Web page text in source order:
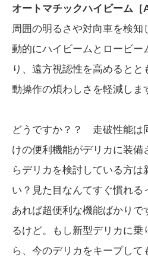
オートマチックハイビーム［
周囲の明るさや対向車を検知
動的にハイビームとロービー
り、遠方視認性を高めると
動操作の煩わしさを軽減しま
どうですか？？ 走破性能は
けの便利機能がデリカに装備
らデリカを検討している方
い？見た目なんてすぐ慣れる
あれば超便利な機能ばかりで
るけど。もし新型デリカに乗
ら、今のデリカをキープして